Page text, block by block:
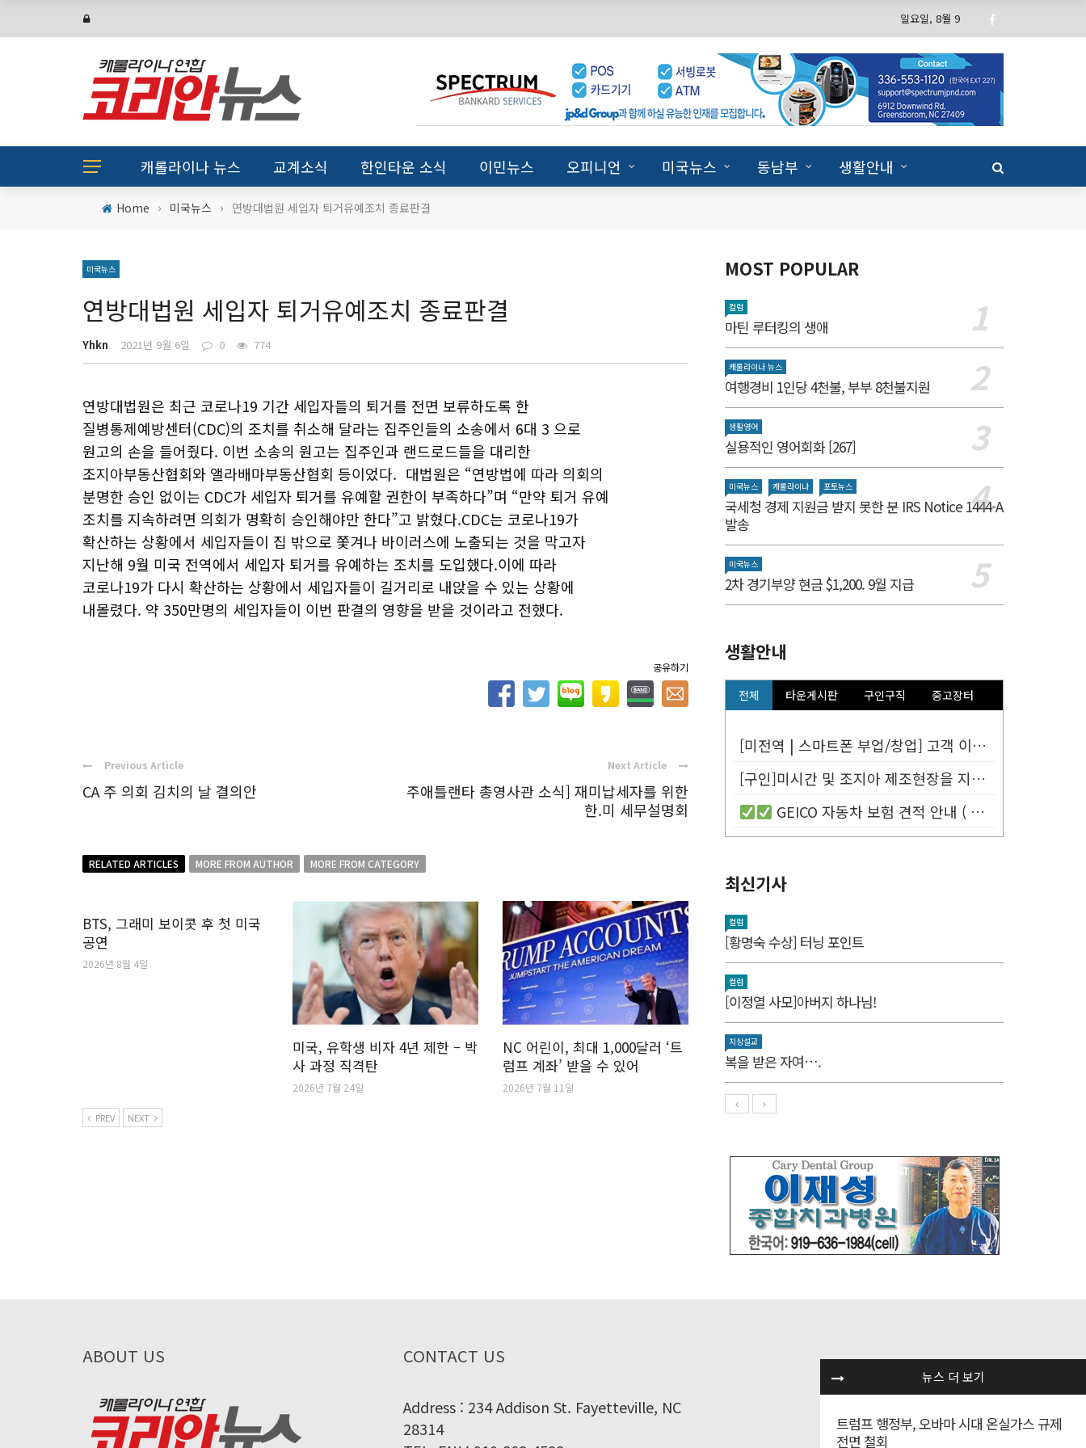
일요일, 8월 9
캐롤라이나 뉴스 교계소식 한인타운 소식 이민뉴스 오피니언 미국뉴스 동남부 생활안내
Home › 미국뉴스 › 연방대법원 세입자 퇴거유예조치 종료판결
미국뉴스
연방대법원 세입자 퇴거유예조치 종료판결
Yhkn 2021년 9월 6일 0 774
연방대법원은 최근 코로나19 기간 세입자들의 퇴거를 전면 보류하도록 한
질병통제예방센터(CDC)의 조치를 취소해 달라는 집주인들의 소송에서 6대 3 으로
원고의 손을 들어줬다. 이번 소송의 원고는 집주인과 랜드로드들을 대리한
조지아부동산협회와 앨라배마부동산협회 등이었다. 대법원은 “연방법에 따라 의회의
분명한 승인 없이는 CDC가 세입자 퇴거를 유예할 권한이 부족하다”며 “만약 퇴거 유예
조치를 지속하려면 의회가 명확히 승인해야만 한다”고 밝혔다.CDC는 코로나19가
확산하는 상황에서 세입자들이 집 밖으로 쫓겨나 바이러스에 노출되는 것을 막고자
지난해 9월 미국 전역에서 세입자 퇴거를 유예하는 조치를 도입했다.이에 따라
코로나19가 다시 확산하는 상황에서 세입자들이 길거리로 내앉을 수 있는 상황에
내몰렸다. 약 350만명의 세입자들이 이번 판결의 영향을 받을 것이라고 전했다.
공유하기
Previous Article
CA 주 의회 김치의 날 결의안
Next Article
주애틀랜타 총영사관 소식] 재미납세자를 위한
한.미 세무설명회
RELATED ARTICLES MORE FROM AUTHOR MORE FROM CATEGORY
BTS, 그래미 보이콧 후 첫 미국
공연
2026년 8월 4일
미국, 유학생 비자 4년 제한 – 박
사 과정 직격탄
2026년 7월 24일
NC 어린이, 최대 1,000달러 ‘트
럼프 계좌’ 받을 수 있어
2026년 7월 11일
PREV NEXT
뉴스 더 보기
트럼프 행정부, 오바마 시대 온실가스 규제
전면 철회
MOST POPULAR
컬럼
마틴 루터킹의 생애
캐롤라이나 뉴스
여행경비 1인당 4천불, 부부 8천불지원
생활영어
실용적인 영어회화 [267]
미국뉴스 캐롤라이나 포토뉴스
국세청 경제 지원금 받지 못한 분 IRS Notice 1444-A
발송
미국뉴스
2차 경기부양 현금 $1,200. 9월 지급
생활안내
전체 타운게시판 구인구직 중고장터
[미전역 | 스마트폰 부업/창업] 고객 이름만 넣으면 평생 연금 20% ...
[구인]미시간 및 조지아 제조현장을 지원할 Customer Service...
GEICO 자동차 보험 견적 안내 (
최신기사
컬럼
[황명숙 수상] 터닝 포인트
컬럼
[이정열 사모]아버지 하나님!
지상설교
복을 받은 자여….
ABOUT US CONTACT US
Address : 234 Addison St. Fayetteville, NC
28314